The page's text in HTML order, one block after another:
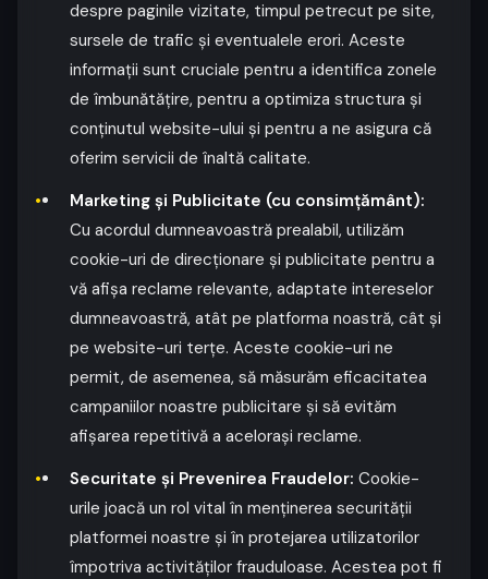
despre paginile vizitate, timpul petrecut pe site,
sursele de trafic și eventualele erori. Aceste
informații sunt cruciale pentru a identifica zonele
de îmbunătățire, pentru a optimiza structura și
conținutul website-ului și pentru a ne asigura că
oferim servicii de înaltă calitate.
Marketing și Publicitate (cu consimțământ):
Cu acordul dumneavoastră prealabil, utilizăm
cookie-uri de direcționare și publicitate pentru a
vă afișa reclame relevante, adaptate intereselor
dumneavoastră, atât pe platforma noastră, cât și
pe website-uri terțe. Aceste cookie-uri ne
permit, de asemenea, să măsurăm eficacitatea
campaniilor noastre publicitare și să evităm
afișarea repetitivă a acelorași reclame.
Securitate și Prevenirea Fraudelor: Cookie-
urile joacă un rol vital în menținerea securității
platformei noastre și în protejarea utilizatorilor
împotriva activităților frauduloase. Acestea pot fi